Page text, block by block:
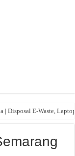
| Disposal E-Waste,